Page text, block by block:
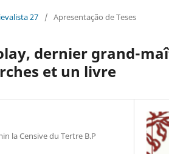
27 / Apresentação de Teses
dernier grand-
et un livre
la Censive du Tertre B.P